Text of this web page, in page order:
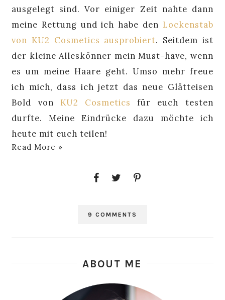
ausgelegt sind. Vor einiger Zeit nahte dann
meine Rettung und ich habe den Lockenstab
von KU2 Cosmetics ausprobiert. Seitdem ist
der kleine Alleskönner mein Must-have, wenn
es um meine Haare geht. Umso mehr freue
ich mich, dass ich jetzt das neue Glätteisen
Bold von KU2 Cosmetics für euch testen
durfte. Meine Eindrücke dazu möchte ich
heute mit euch teilen!
Read More »
9 COMMENTS
ABOUT ME